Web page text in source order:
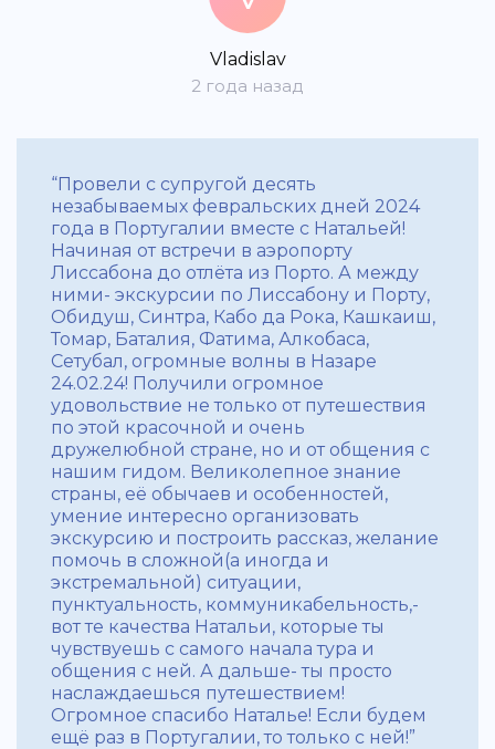
Vladislav
2 года назад
“Провели с супругой десять
незабываемых февральских дней 2024
года в Португалии вместе с Натальей!
Начиная от встречи в аэропорту
Лиссабона до отлёта из Порто. А между
ними- экскурсии по Лиссабону и Порту,
Обидуш, Синтра, Кабо да Рока, Кашкаиш,
Томар, Баталия, Фатима, Алкобаса,
Сетубал, огромные волны в Назаре
24.02.24! Получили огромное
удовольствие не только от путешествия
по этой красочной и очень
дружелюбной стране, но и от общения с
нашим гидом. Великолепное знание
страны, её обычаев и особенностей,
умение интересно организовать
экскурсию и построить рассказ, желание
помочь в сложной(а иногда и
экстремальной) ситуации,
пунктуальность, коммуникабельность,-
вот те качества Натальи, которые ты
чувствуешь с самого начала тура и
общения с ней. А дальше- ты просто
наслаждаешься путешествием!
Огромное спасибо Наталье! Если будем
ещё раз в Португалии, то только с ней!”